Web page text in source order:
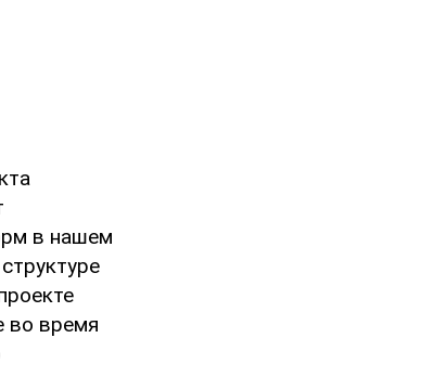
в нашем
во время